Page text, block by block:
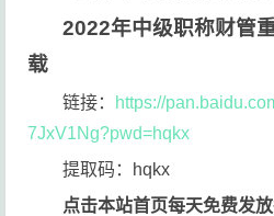
2022年中级职称财管
载
链接： https://
7JxV1Ng?pwd=hqkx
提取码：hqkx
点击本站首页每天免费发